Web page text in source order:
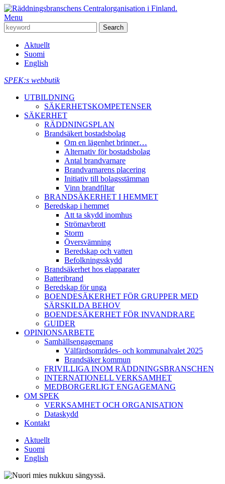
Menu
Aktuellt
Suomi
English
SPEK:s webbutik
UTBILDNING
SÄKERHETSKOMPETENSER
SÄKERHET
RÄDDNINGSPLAN
Brandsäkert bostadsbolag
Om en lägenhet brinner…
Alternativ för bostadsbolag
Antal brandvarnare
Brandvarnarens placering
Initiativ till bolagsstämman
Vinn brandfiltar
BRANDSÄKERHET I HEMMET
Beredskap i hemmet
Att ta skydd inomhus
Strömavbrott
Storm
Översvämning
Beredskap och vatten
Befolkningsskydd
Brandsäkerhet hos elapparater
Batteribrand
Beredskap för unga
BOENDESÄKERHET FÖR GRUPPER MED
SÄRSKILDA BEHOV
BOENDESÄKERHET FÖR INVANDRARE
GUIDER
OPINIONSARBETE
Samhällsengagemang
Välfärdsområdes- och kommunalvalet 2025
Brandsäker kommun
FRIVILLIGA INOM RÄDDNINGSBRANSCHEN
INTERNATIONELL VERKSAMHET
MEDBORGERLIGT ENGAGEMANG
OM SPEK
VERKSAMHET OCH ORGANISATION
Dataskydd
Kontakt
Aktuellt
Suomi
English